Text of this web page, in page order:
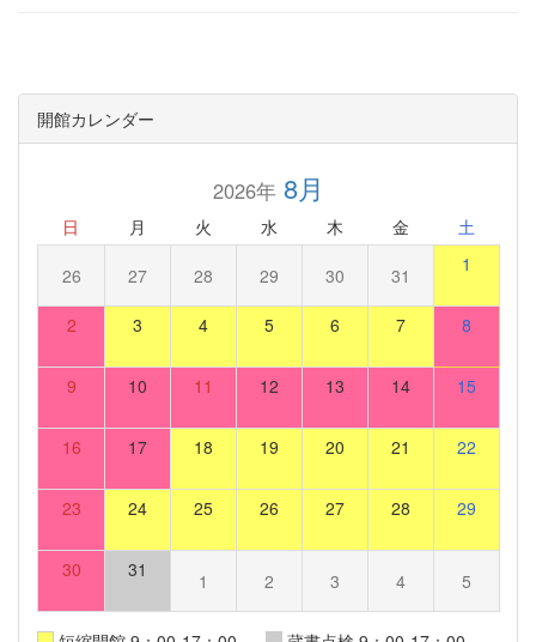
開館カレンダー
2026年8月
日 月 火 水 木 金 土
26 27 28 29 30 31 1
2 3 4 5 6 7 8
9 10 11 12 13 14 15
16 17 18 19 20 21 22
23 24 25 26 27 28 29
30 31 1 2 3 4 5